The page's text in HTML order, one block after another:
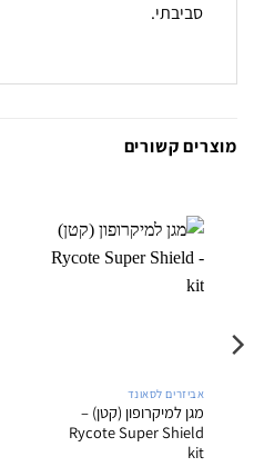
סביבתי.
מוצרים קשורים
אביזרים לסאונד
מגן למיקרופון (קטן) –
Rycote Super Shield
kit